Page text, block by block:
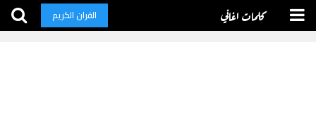
كلمات اغاني القران الكريم